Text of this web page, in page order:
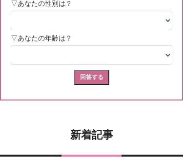
新着記事